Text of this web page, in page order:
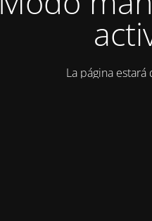
La página